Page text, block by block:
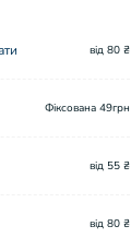
від 80 ₴
Фіксована 49грн
від 55 ₴
від 80 ₴